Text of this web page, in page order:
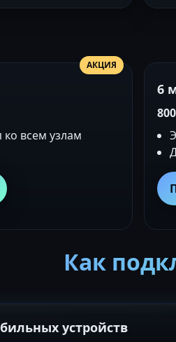
АКЦИЯ
всем узлам
6
Как
устройств